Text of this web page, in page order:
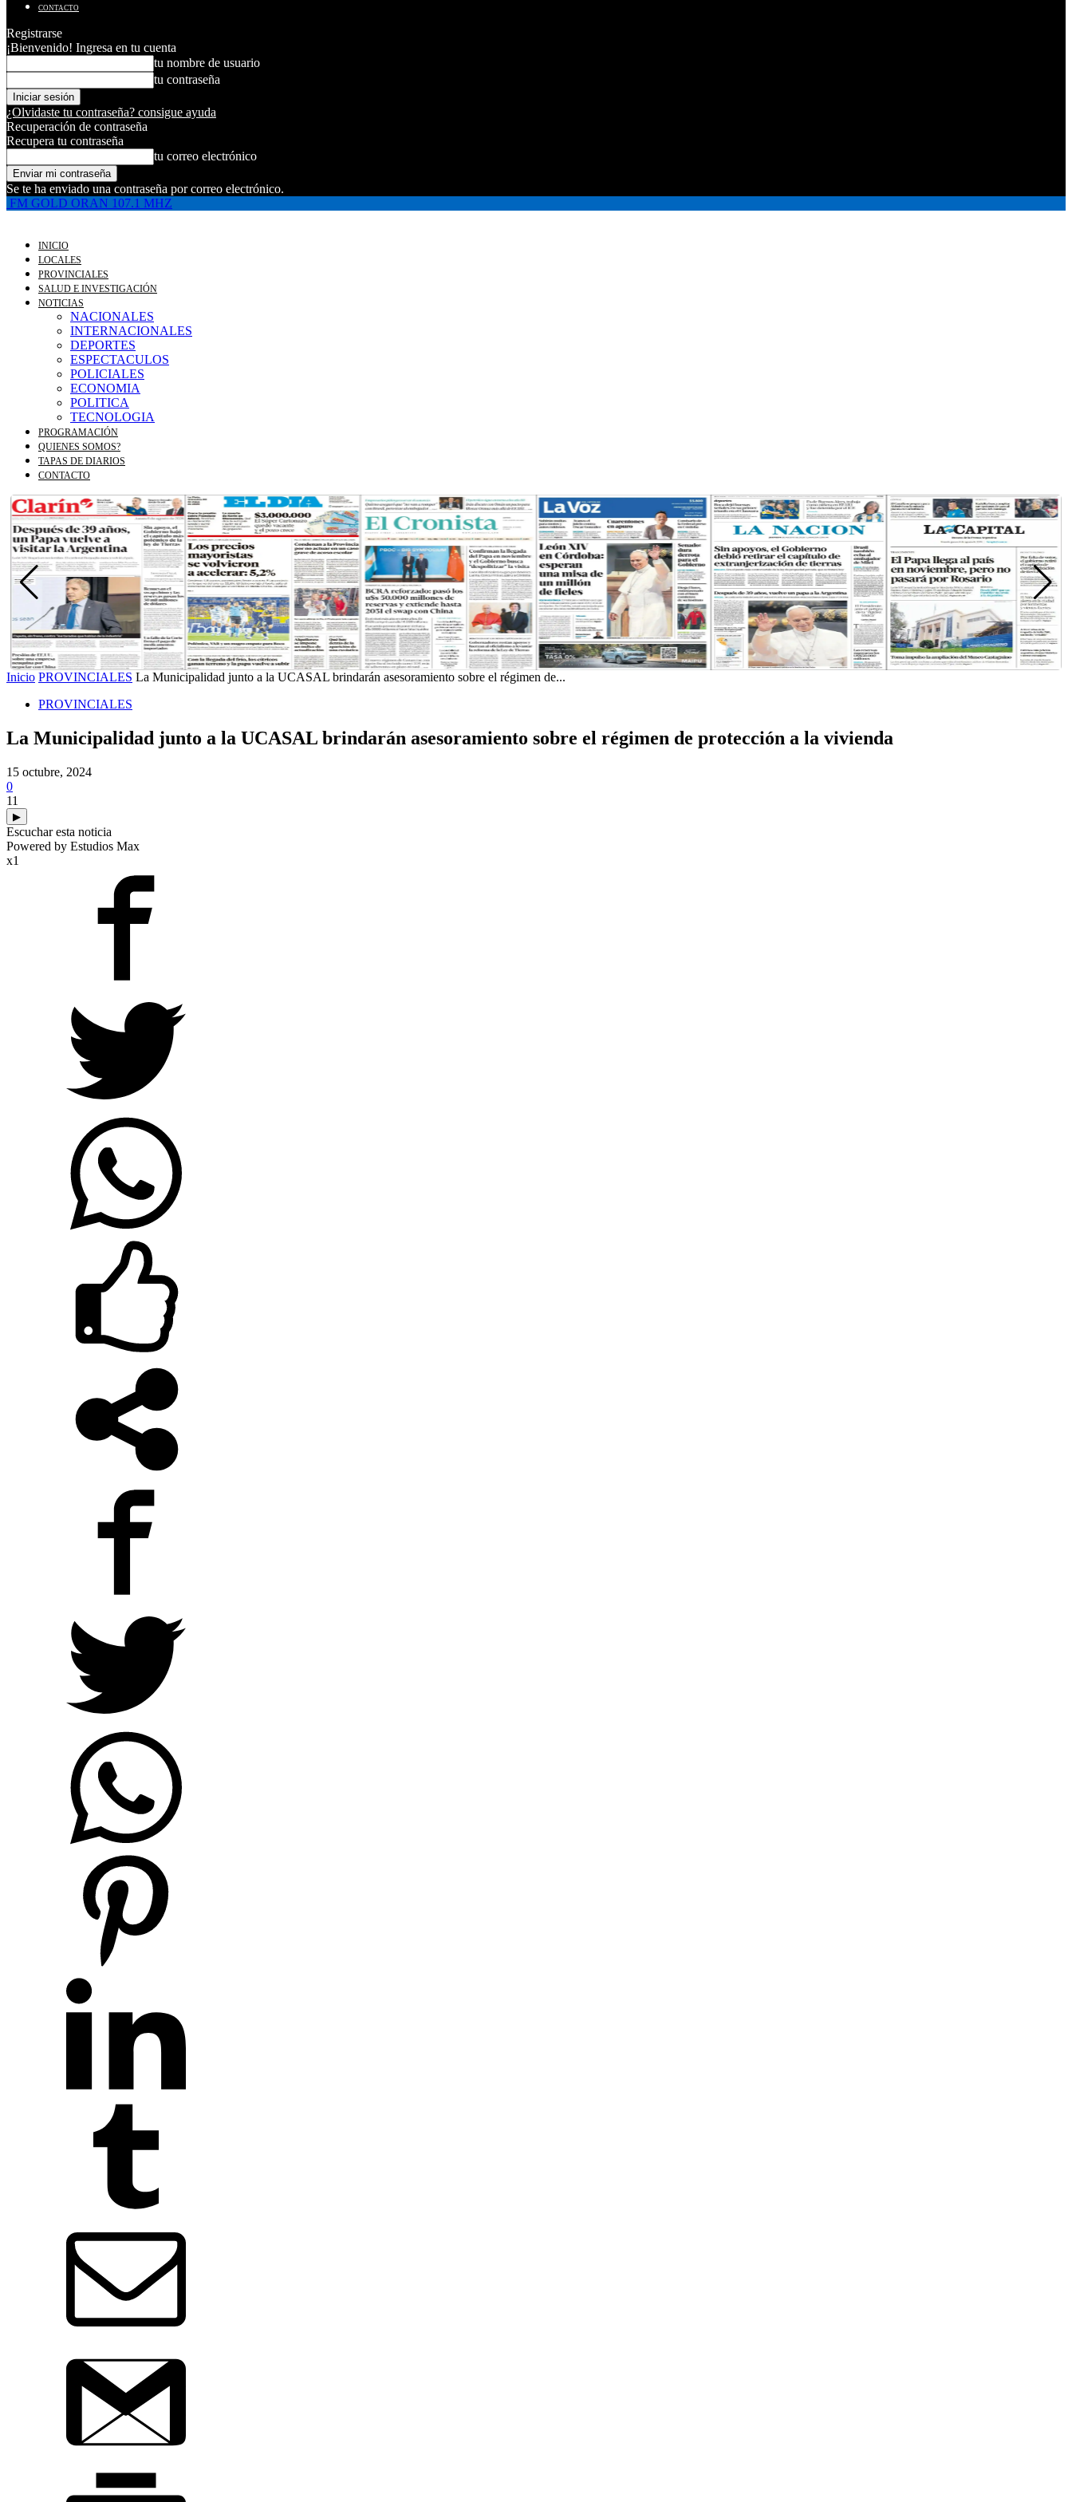
CONTACTO
Registrarse
¡Bienvenido! Ingresa en tu cuenta
tu nombre de usuario
tu contraseña
¿Olvidaste tu contraseña? consigue ayuda
Recuperación de contraseña
Recupera tu contraseña
tu correo electrónico
Se te ha enviado una contraseña por correo electrónico.
FM GOLD ORAN 107.1 MHZ
INICIO
LOCALES
PROVINCIALES
SALUD E INVESTIGACIÓN
NOTICIAS
NACIONALES
INTERNACIONALES
DEPORTES
ESPECTACULOS
POLICIALES
ECONOMIA
POLITICA
TECNOLOGIA
PROGRAMACIÓN
QUIENES SOMOS?
TAPAS DE DIARIOS
CONTACTO
Inicio PROVINCIALES La Municipalidad junto a la UCASAL brindarán asesoramiento sobre el régimen de...
PROVINCIALES
La Municipalidad junto a la UCASAL brindarán asesoramiento sobre el régimen de protección a la vivienda
15 octubre, 2024
0
11
▶
Escuchar esta noticia
Powered by Estudios Max
x1